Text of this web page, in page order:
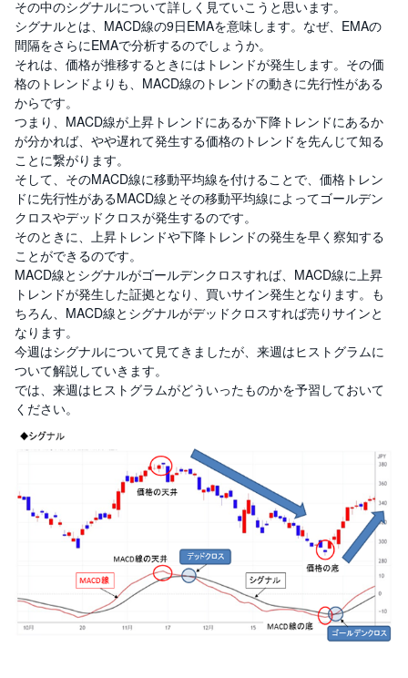
その中のシグナルについて詳しく見ていこうと思います。
シグナルとは、MACD線の9日EMAを意味します。なぜ、EMAの
間隔をさらにEMAで分析するのでしょうか。
それは、価格が推移するときにはトレンドが発生します。その価
格のトレンドよりも、MACD線のトレンドの動きに先行性がある
からです。
つまり、MACD線が上昇トレンドにあるか下降トレンドにあるか
が分かれば、やや遅れて発生する価格のトレンドを先んじて知る
ことに繋がります。
そして、そのMACD線に移動平均線を付けることで、価格トレン
ドに先行性があるMACD線とその移動平均線によってゴールデン
クロスやデッドクロスが発生するのです。
そのときに、上昇トレンドや下降トレンドの発生を早く察知する
ことができるのです。
MACD線とシグナルがゴールデンクロスすれば、MACD線に上昇
トレンドが発生した証拠となり、買いサイン発生となります。も
ちろん、MACD線とシグナルがデッドクロスすれば売りサインと
なります。
今週はシグナルについて見てきましたが、来週はヒストグラムに
ついて解説していきます。
では、来週はヒストグラムがどういったものかを予習しておいて
ください。